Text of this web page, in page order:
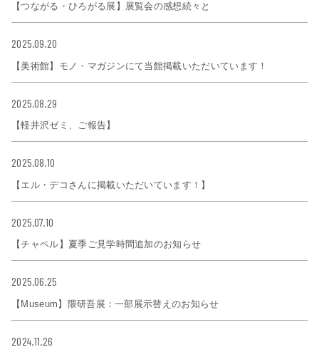
【つながる・ひろがる展】展覧会の感想続々と
2025.09.20
【美術館】モノ・マガジンにて当館掲載いただいています！
2025.08.29
【軽井沢ゼミ、ご報告】
2025.08.10
【エル・デコさんに掲載いただいています！】
2025.07.10
【チャペル】夏季ご見学時間追加のお知らせ
2025.06.25
【Museum】隈研吾展：一部展示替えのお知らせ
2024.11.26